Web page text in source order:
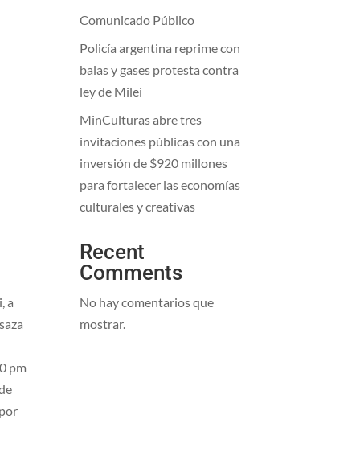
a
pm
Comunicado Público
Policía argentina reprime con
balas y gases protesta contra
ley de Milei
MinCulturas abre tres
invitaciones públicas con una
inversión de $920 millones
para fortalecer las economías
culturales y creativas
Recent
Comments
No hay comentarios que
mostrar.